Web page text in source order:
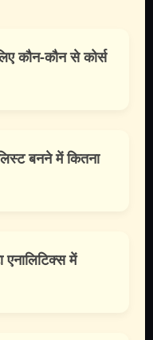
कौन-कौन से कोर्स
बनने में कितना
में